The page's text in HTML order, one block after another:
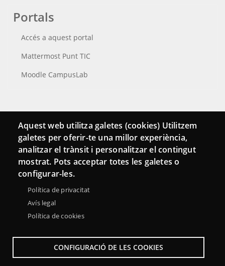
Portals
Accés a aquest portal
Mattermost Punt TIC
Moodle CampusLab
Connecta
Bustia de contacte
Butlletins
Aquest web utilitza galetes (cookies) Utilitzem
galetes per oferir-te una millor experiència,
analitzar el trànsit i personalitzar el contingut
mostrat. Pots acceptar totes les galetes o
configurar-les.
Política de privacitat
Avís legal
Política de cookies
CONFIGURACIÓ DE LES COOKIES